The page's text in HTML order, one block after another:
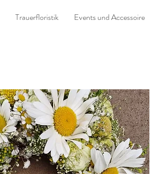
Trauerfloristik Events und Accessoire